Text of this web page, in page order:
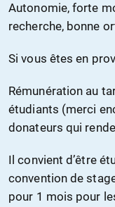
Autonomie, forte
recherche, bonne
Si vous êtes en
Rémunération au
étudiants (merci
donateurs qui
Il convient d’être
convention de
pour 1 mois pour